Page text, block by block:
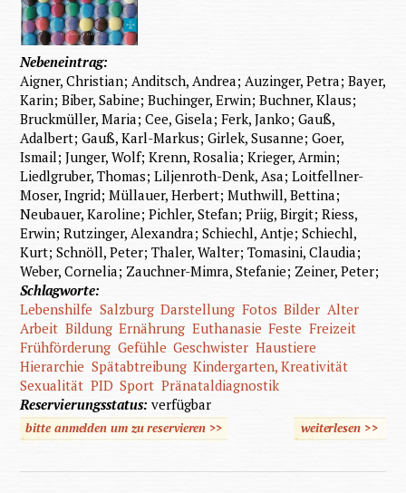
Nebeneintrag:
Aigner, Christian; Anditsch, Andrea; Auzinger, Petra; Bayer,
Karin; Biber, Sabine; Buchinger, Erwin; Buchner, Klaus;
Bruckmüller, Maria; Cee, Gisela; Ferk, Janko; Gauß,
Adalbert; Gauß, Karl-Markus; Girlek, Susanne; Goer,
Ismail; Junger, Wolf; Krenn, Rosalia; Krieger, Armin;
Liedlgruber, Thomas; Liljenroth-Denk, Asa; Loitfellner-
Moser, Ingrid; Müllauer, Herbert; Muthwill, Bettina;
Neubauer, Karoline; Pichler, Stefan; Priig, Birgit; Riess,
Erwin; Rutzinger, Alexandra; Schiechl, Antje; Schiechl,
Kurt; Schnöll, Peter; Thaler, Walter; Tomasini, Claudia;
Weber, Cornelia; Zauchner-Mimra, Stefanie; Zeiner, Peter;
Schlagworte:
Lebenshilfe Salzburg Darstellung Fotos Bilder Alter
Arbeit Bildung Ernährung Euthanasie Feste Freizeit
Frühförderung Gefühle Geschwister Haustiere
Hierarchie Spätabtreibung Kindergarten, Kreativität
Sexualität PID Sport Pränataldiagnostik
Reservierungsstatus:verfügbar
bitte anmelden um zu reservieren >> weiterlesen über
>>